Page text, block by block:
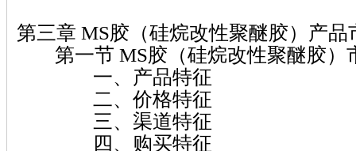
第三章 MS胶（硅烷改性聚醚胶）产品
第一节 MS胶（硅烷改性聚醚胶）
一、产品特征
二、价格特征
三、渠道特征
四、购买特征